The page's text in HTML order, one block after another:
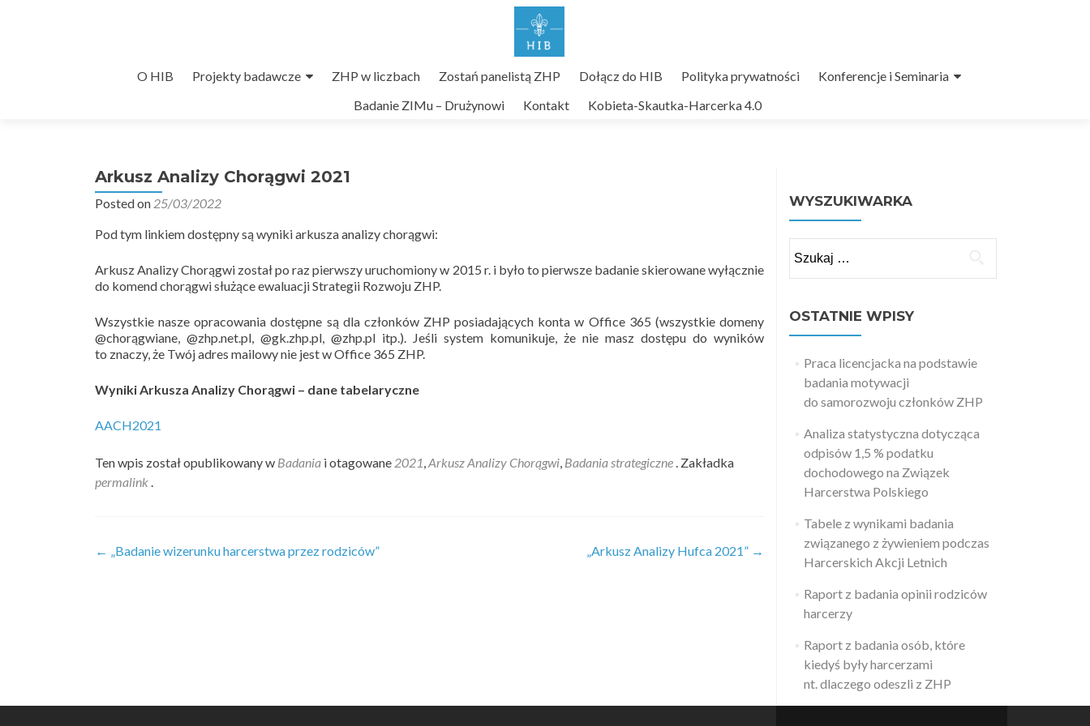
O HIB Projekty badawcze ZHP w liczbach Zostań panelistą ZHP Dołącz do HIB Polityka prywatności
Konferencje i Seminaria
Badanie ZIMu – Drużynowi
Kontakt Kobieta-Skautka-Harcerka 4.0
Arkusz Analizy Chorągwi 2021
Posted on 25/03/2022
Pod tym linkiem dostępny są wyniki arkusza analizy chorągwi:
Arkusz Analizy Chorągwi został po raz pierwszy uruchomiony w 2015 r. i było to pierwsze badanie skierowane wyłącznie
do komend chorągwi służące ewaluacji Strategii Rozwoju ZHP.
Wszystkie nasze opracowania dostępne są dla członków ZHP posiadających konta w Office 365 (wszystkie domeny
@chorągwiane, @zhp.net.pl, @gk.zhp.pl, @zhp.pl itp.). Jeśli system komunikuje, że nie masz dostępu do wyników
to znaczy, że Twój adres mailowy nie jest w Office 365 ZHP.
Wyniki Arkusza Analizy Chorągwi – dane tabelaryczne
AACH2021
Ten wpis został opublikowany w Badania i otagowane 2021,Arkusz Analizy Chorągwi, Badania strategiczne . Zakładka
permalink .
Zobacz
← „Badanie wizerunku harcerstwa przez rodziców” „Arkusz Analizy Hufca 2021” →
WYSZUKIWARKA
OSTATNIE WPISY
Praca licencjacka na podstawie
badania motywacji
do samorozwoju członków ZHP
Analiza statystyczna dotycząca
odpisów 1,5 % podatku
dochodowego na Związek
Harcerstwa Polskiego
Tabele z wynikami badania
związanego z żywieniem podczas
Harcerskich Akcji Letnich
Raport z badania opinii rodziców
harcerzy
Raport z badania osób, które
kiedyś były harcerzami
nt. dlaczego odeszli z ZHP